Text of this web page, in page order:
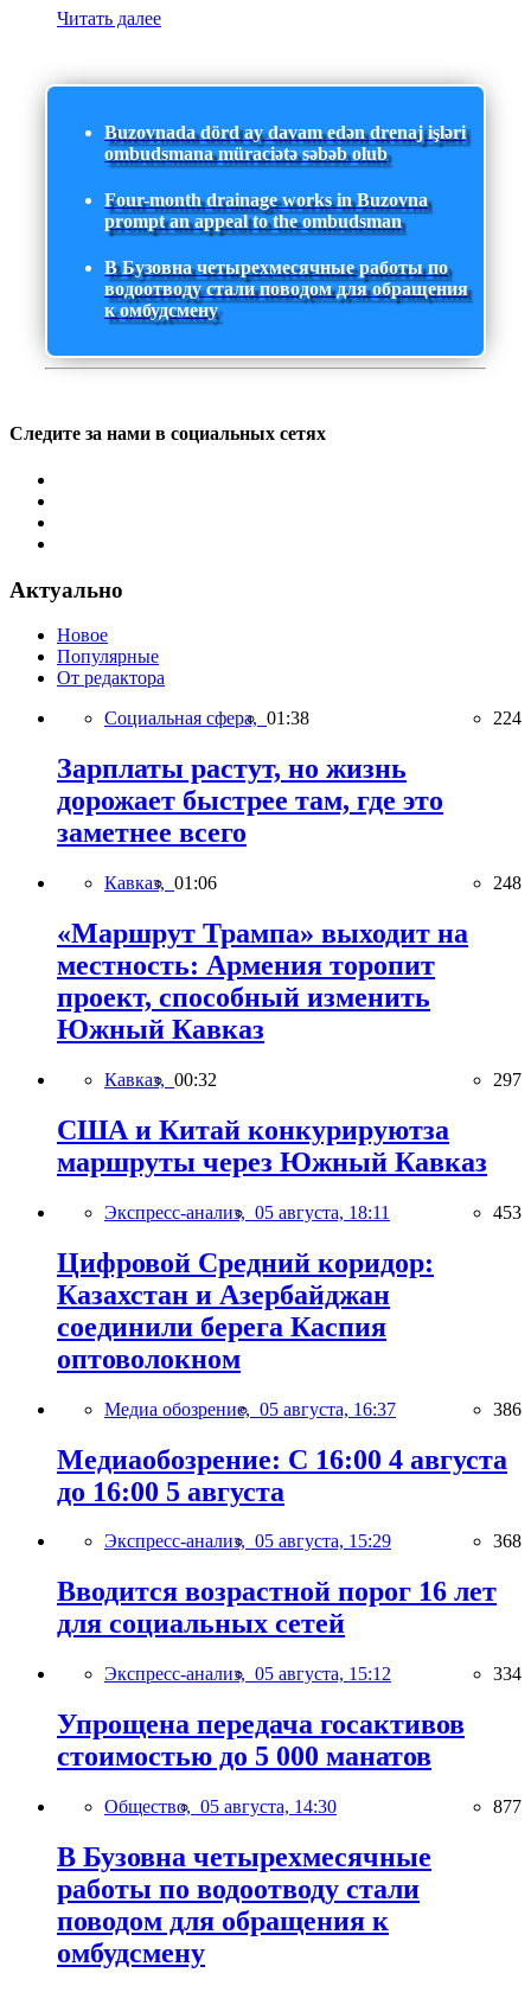
Читать далее
Buzovnada dörd ay davam edən drenaj işləri
ombudsmana müraciətə səbəb olub
Four-month drainage works in Buzovna
prompt an appeal to the ombudsman
В Бузовна четырехмесячные работы по
водоотводу стали поводом для обращения
к омбудсмену
Следите за нами в социальных сетях
Актуально
Новое
Популярные
От редактора
Социальная сфера, 01:38 224
Зарплаты растут, но жизнь
дорожает быстрее там, где это
заметнее всего
Кавказ, 01:06 248
«Маршрут Трампа» выходит на
местность: Армения торопит
проект, способный изменить
Южный Кавказ
Кавказ, 00:32 297
США и Китай конкурируютза
маршруты через Южный Кавказ
Экспресс-анализ, 05 августа, 18:11 453
Цифровой Средний коридор:
Казахстан и Азербайджан
соединили берега Каспия
оптоволокном
Медиа обозрение, 05 августа, 16:37 386
Медиаобозрение: С 16:00 4 августа
до 16:00 5 августа
Экспресс-анализ, 05 августа, 15:29 368
Вводится возрастной порог 16 лет
для социальных сетей
Экспресс-анализ, 05 августа, 15:12 334
Упрощена передача госактивов
стоимостью до 5 000 манатов
Общество, 05 августа, 14:30 877
В Бузовна четырехмесячные
работы по водоотводу стали
поводом для обращения к
омбудсмену